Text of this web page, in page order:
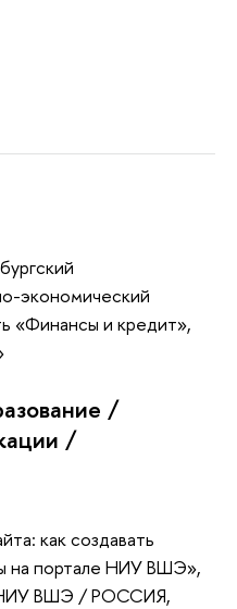
экономический
«Финансы и кредит»,
/
/
как создавать
на портале НИУ ВШЭ»,
ВШЭ / РОССИЯ,